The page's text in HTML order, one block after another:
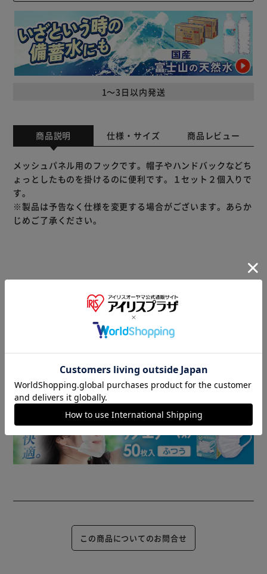
1～3日以内発送
商品説明 仕様・サイズ 商品レビュー
メッシュパネル用のフックです。帽子やハンドバックなどち
ょっとしたものを掛けるのに便利です。１セット２個入りで
す。
※製品は予告なく仕様を変更する場合がございます。あらか
じめご了承ください。
▼ 食品・飲料おすすめ ▼
この商品についてのお問合せ